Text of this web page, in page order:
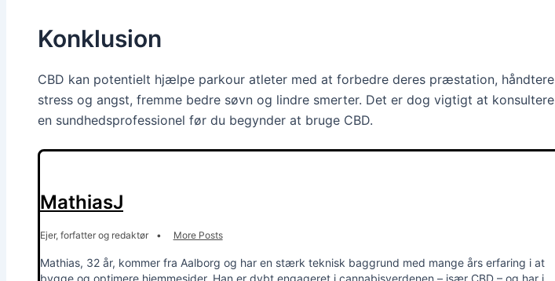
Konklusion
CBD kan potentielt hjælpe parkour atleter med at forbedre deres præstation, håndtere
stress og angst, fremme bedre søvn og lindre smerter. Det er dog vigtigt at konsultere
en sundhedsprofessionel før du begynder at bruge CBD.
MathiasJ
Ejer, forfatter og redaktør • More Posts
Mathias, 32 år, kommer fra Aalborg og har en stærk teknisk baggrund med mange års erfaring i at